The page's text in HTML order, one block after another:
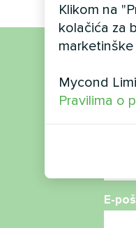
E-
Klikom na
kolačića za
marketinške
Mycond
Pravilima o